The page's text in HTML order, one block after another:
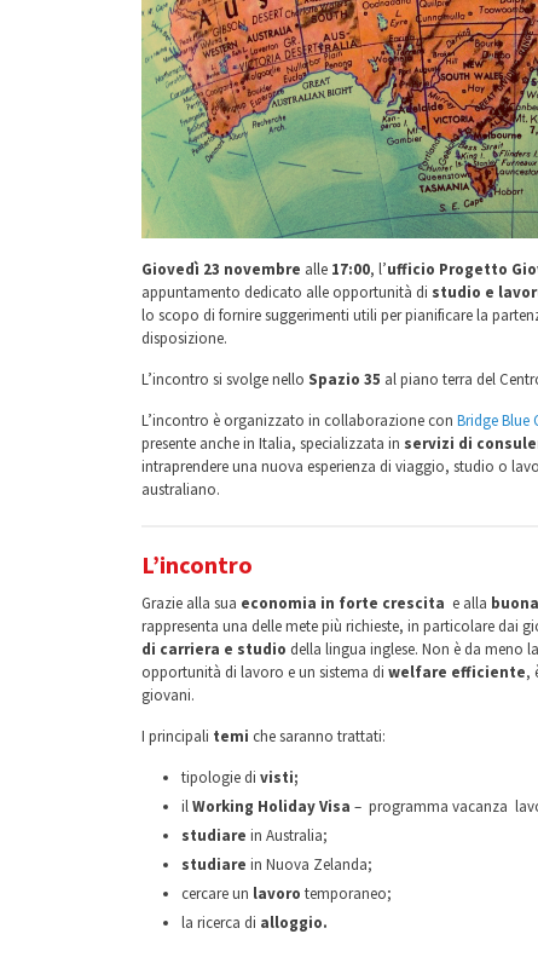
Giovedì 23 novembre alle 17:00, l’ufficio Progetto
appuntamento dedicato alle opportunità di studio e
lo scopo di fornire suggerimenti utili per pianificare la
disposizione.
L’incontro si svolge nello Spazio 35 al piano terra del
L’incontro è organizzato in collaborazione con Bridge Blue
presente anche in Italia, specializzata in servizi di
intraprendere una nuova esperienza di viaggio, studio o
australiano.
L’incontro
Grazie alla sua economia in forte crescita e alla
rappresenta una delle mete più richieste, in particolare dai
di carriera e studio della lingua inglese. Non è da meno
opportunità di lavoro e un sistema di welfare efficiente,
giovani.
I principali temi che saranno trattati:
tipologie di visti;
ilWorking Holiday Visa – programma vacanza
studiare in Australia;
studiare in Nuova Zelanda;
cercare un lavoro temporaneo;
la ricerca di alloggio.